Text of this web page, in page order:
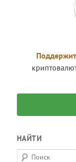
НАЙТИ
П